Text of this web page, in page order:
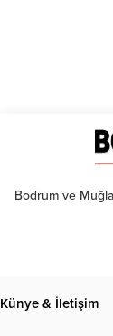
Bodrum ve
Künye & İletişim